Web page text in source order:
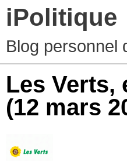
iPolitique
Blog personnel
Les Verts,
(12 mars